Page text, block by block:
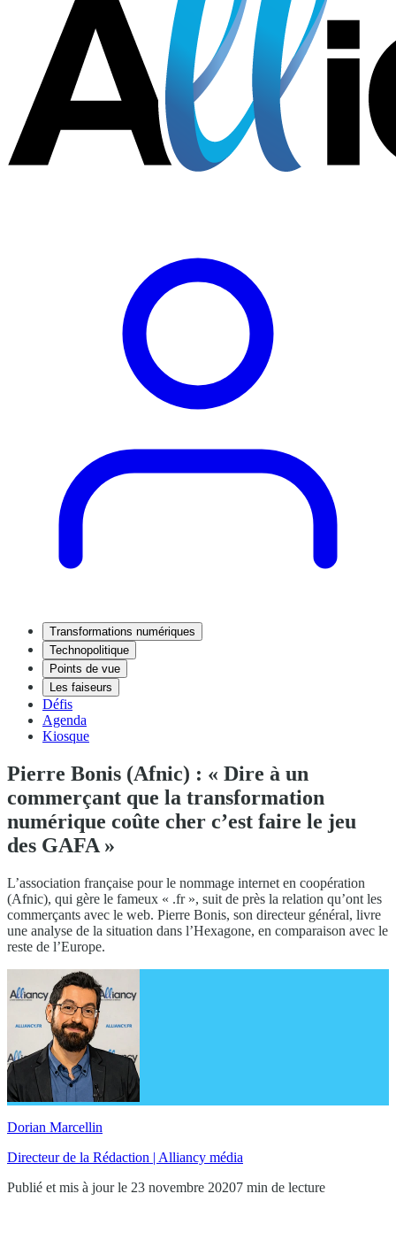
Transformations numériques
Technopolitique
Points de vue
Les faiseurs
Défis
Agenda
Kiosque
Pierre Bonis (Afnic) : « Dire à un
commerçant que la transformation
numérique coûte cher c’est faire le jeu
des GAFA »
L’association française pour le nommage internet en coopération
(Afnic), qui gère le fameux « .fr », suit de près la relation qu’ont les
commerçants avec le web. Pierre Bonis, son directeur général, livre
une analyse de la situation dans l’Hexagone, en comparaison avec le
reste de l’Europe.
Dorian Marcellin
Directeur de la Rédaction | Alliancy média
Publié et mis à jour le 23 novembre 20207 min de lecture